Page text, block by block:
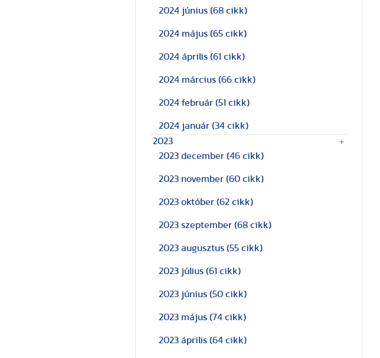
2024 június (68 cikk)
2024 május (65 cikk)
2024 április (61 cikk)
2024 március (66 cikk)
2024 február (51 cikk)
2024 január (34 cikk)
2023
2023 december (46 cikk)
2023 november (60 cikk)
2023 október (62 cikk)
2023 szeptember (68 cikk)
2023 augusztus (55 cikk)
2023 július (61 cikk)
2023 június (50 cikk)
2023 május (74 cikk)
2023 április (64 cikk)